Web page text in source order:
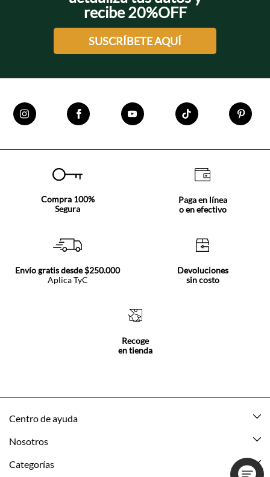
recibe 20%OFF
SUSCRÍBETE AQUÍ
Compra 100%
Segura
Paga en línea
o en efectivo
Envío gratis desde $250.000
Aplica TyC
Devoluciones
sin costo
Recoge
en tienda
Centro de ayuda
Mis pedidos
Nosotros
Acerca de Tennis
Categorías